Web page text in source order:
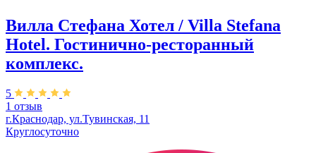
Вилла Стефана Хотел / Villa Stefana
Hotel. Гостинично-ресторанный
комплекс.
5
1 отзыв
г.Краснодар, ул.Тувинская, 11
Круглосуточно